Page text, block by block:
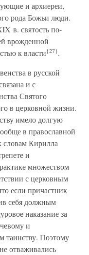
и архиереи,
рода Божьи люди.
в. святость по-
врожденной
к власти{27}.
в русской
и с
Святого
в церковной жизни.
имело долгую
в православной
словам Кирилла
и
множеством
с церковным
если причастник
себя должным
наказание за
и
таинству. Поэтому
отваживались